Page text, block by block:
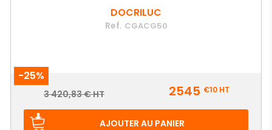
DOCRILUC
Ref. CGACG50
-25%
Prix
Prix
3 420,83 € HT 2545 €10 HT
AJOUTER AU PANIER